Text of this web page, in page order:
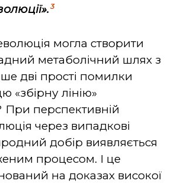
3
могла створити
метаболічний шлях з
дві прості помилки
«збірну лінію»
При перспективній
через випадкові
добір виявляється
процесом. І це
на доказах високої